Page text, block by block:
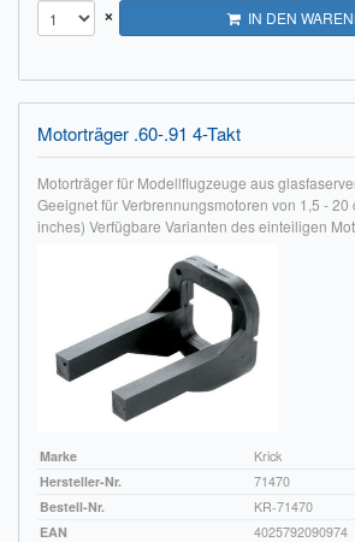
× IN DEN
Motorträger .60-.91 4-Takt
Motorträger für Modellflugzeuge aus
Geeignet für Verbrennungsmotoren von 1,5 - 20
inches) Verfügbare Varianten des einteiligen
Marke
Krick
Hersteller-Nr.
71470
Bestell-Nr.
KR-71470
EAN
4025792090974